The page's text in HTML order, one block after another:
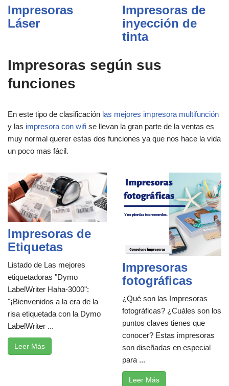
Impresoras
Láser
Impresoras de
inyección de
tinta
Impresoras según sus
funciones
En este tipo de clasificación las mejores impresora multifunción
y las impresora con wifi se llevan la gran parte de la ventas es
muy normal querer estas dos funciones ya que nos hace la vida
un poco mas fácil.
Impresoras de
Etiquetas
Listado de Las mejores
etiquetadoras "Dymo
LabelWriter Haha-3000":
"¡Bienvenidos a la era de la
risa etiquetada con la Dymo
LabelWriter ...
Leer Más
Impresoras
fotográficas
¿Qué son las Impresoras
fotográficas? ¿Cuáles son los
puntos claves tienes que
conocer? Estas impresoras
son diseñadas en especial
para ...
Leer Más